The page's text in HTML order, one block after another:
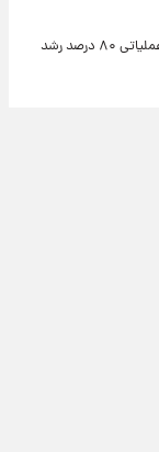
تغییر مثبت در عملکرد مالی بانک صادرات ایران/ درآمد عملیاتی ۸۰ درصد رشد